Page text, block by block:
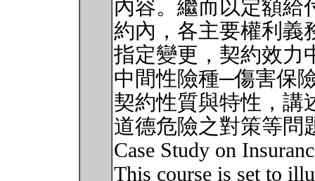
內容。繼而以定額給
約內，各主要權利義
指定變更，契約效力
中間性險種─傷害保
契約性質與特性，講
道德危險之對策等問
Case Study on
This course is set to